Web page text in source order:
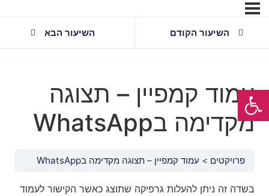
השיעור הקודם השיעור הבא
עמוד קמפיין – תצוגה
מקדימה בWhatsApp
פרויקטים עמוד קמפיין – תצוגה מקדימה בWhatsApp
בשדה זה ניתן להעלות גרפיקה שתוצג כאשר הקישור לעמוד
פתח סרגל נגישות